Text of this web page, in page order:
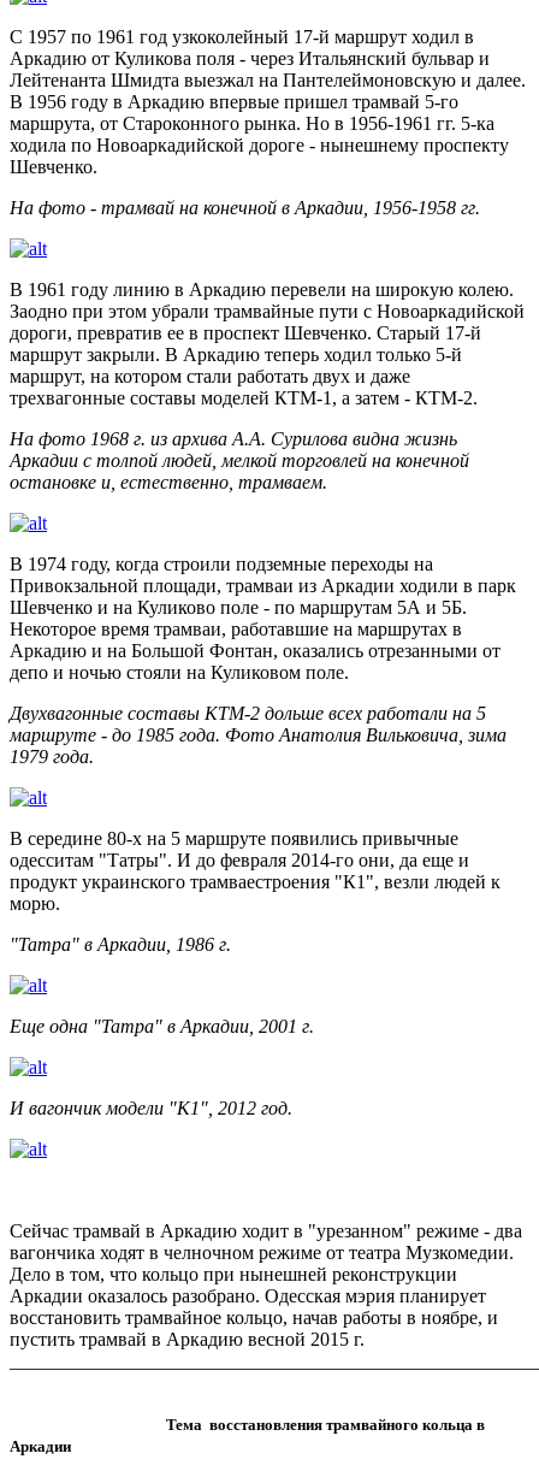
С 1957 по 1961 год узкоколейный 17-й маршрут ходил в
Аркадию от Куликова поля - через Итальянский бульвар и
Лейтенанта Шмидта выезжал на Пантелеймоновскую и далее.
В 1956 году в Аркадию впервые пришел трамвай 5-го
маршрута, от Староконного рынка. Но в 1956-1961 гг. 5-ка
ходила по Новоаркадийской дороге - нынешнему проспекту
Шевченко.
На фото - трамвай на конечной в Аркадии, 1956-1958 гг.
В 1961 году линию в Аркадию перевели на широкую колею.
Заодно при этом убрали трамвайные пути с Новоаркадийской
дороги, превратив ее в проспект Шевченко. Старый 17-й
маршрут закрыли. В Аркадию теперь ходил только 5-й
маршрут, на котором стали работать двух и даже
трехвагонные составы моделей КТМ-1, а затем - КТМ-2.
На фото 1968 г. из архива А.А. Сурилова видна жизнь
Аркадии с толпой людей, мелкой торговлей на конечной
остановке и, естественно, трамваем.
В 1974 году, когда строили подземные переходы на
Привокзальной площади, трамваи из Аркадии ходили в парк
Шевченко и на Куликово поле - по маршрутам 5А и 5Б.
Некоторое время трамваи, работавшие на маршрутах в
Аркадию и на Большой Фонтан, оказались отрезанными от
депо и ночью стояли на Куликовом поле.
Двухвагонные составы КТМ-2 дольше всех работали на 5
маршруте - до 1985 года. Фото Анатолия Вильковича, зима
1979 года.
В середине 80-х на 5 маршруте появились привычные
одесситам "Татры". И до февраля 2014-го они, да еще и
продукт украинского трамваестроения "К1", везли людей к
морю.
"Татра" в Аркадии, 1986 г.
Еще одна "Татра" в Аркадии, 2001 г.
И вагончик модели "К1", 2012 год.
Сейчас трамвай в Аркадию ходит в "урезанном" режиме - два
вагончика ходят в челночном режиме от театра Музкомедии.
Дело в том, что кольцо при нынешней реконструкции
Аркадии оказалось разобрано. Одесская мэрия планирует
восстановить трамвайное кольцо, начав работы в ноябре, и
пустить трамвай в Аркадию весной 2015 г.
Тема восстановления трамвайного кольца в
Аркадии